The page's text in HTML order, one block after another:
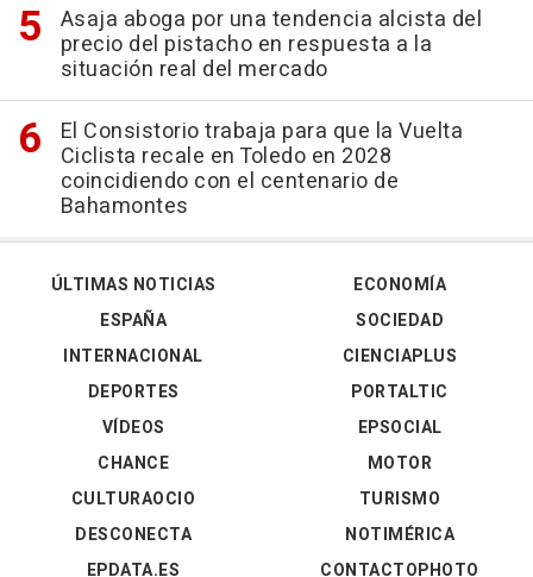
Asaja aboga por una tendencia alcista del
precio del pistacho en respuesta a la
situación real del mercado
El Consistorio trabaja para que la Vuelta
Ciclista recale en Toledo en 2028
coincidiendo con el centenario de
Bahamontes
ÚLTIMAS NOTICIAS
ESPAÑA
INTERNACIONAL
DEPORTES
VÍDEOS
ECONOMÍA
SOCIEDAD
CIENCIAPLUS
PORTALTIC
EPSOCIAL
CHANCE
CULTURAOCIO
DESCONECTA
EPDATA.ES
MOTOR
TURISMO
NOTIMÉRICA
CONTACTOPHOTO